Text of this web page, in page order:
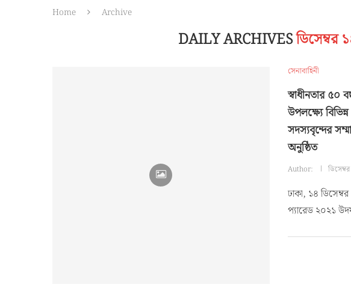
Home Archive
DAILY ARCHIVESডিসেম্বর
সেনাবাহিনী
স্বাধীনতার ৫০
উপলক্ষ্যে
সদস্যবৃন্দের
অনুষ্ঠিত
Author:
ঢাকা, ১৪
প্যারেড ২০২১